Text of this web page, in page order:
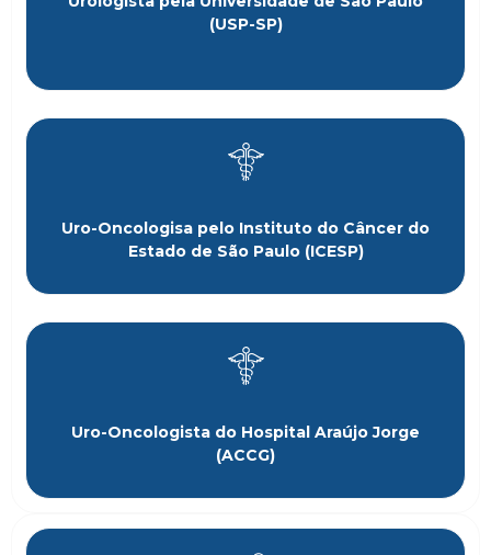
(USP-SP)
Uro-Oncologisa pelo Instituto do Câncer do
Estado de São Paulo (ICESP)
Uro-Oncologista do Hospital Araújo Jorge
(ACCG)